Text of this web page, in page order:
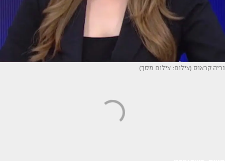
נריה קראוס (צילום: צילום מסך)